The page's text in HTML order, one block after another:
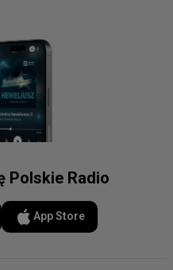
Polskie Radio
App Store